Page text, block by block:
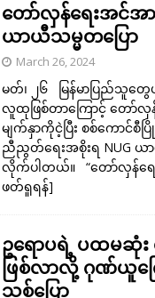
တော်လှန်ရေးအင်အ
ယာယီသမ္မတပြော
March 26, 2024
မတ်၊ ၂၆ မြန်မာပြည်သူ
လူထုဖြစ်တာကြောင့် တော်လှ
မျက်နှာကိုငဲ့ပြီး စစ်ကောင်စီပ
ညီညွတ်ရေးအစိုးရ NUG
လိုက်ပါတယ်။ “တော်လှန်ရေ
ဖတ်ရှုရန်]
ဥရောပရဲ့ ပထမဆုံး
ဖြစ်လာလို့ ဂုဏ်ယူကြ
သစ်ပြော